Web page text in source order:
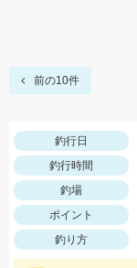
前の10件
釣行日
釣行時間
釣場
ポイント
釣り方